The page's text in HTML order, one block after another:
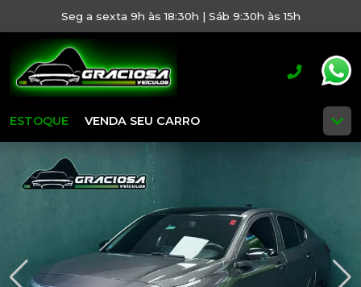
Seg a sexta 9h às 18:30h | Sáb 9:30h às 15h
ESTOQUE VENDA SEU CARRO